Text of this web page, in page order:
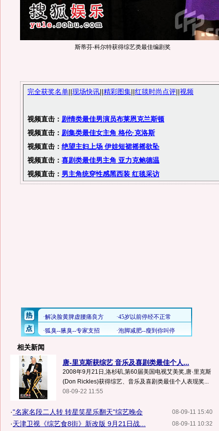
斯蒂芬-科尔特获得综艺类最佳编剧奖
完全获奖名单||现场快讯||精彩图集||红毯时尚点评||视频
视频直击： 剧情类最佳男演员布莱恩克兰斯顿
视频直击： 剧集类最佳女主角 格伦·克洛斯
视频直击： 绝望主妇上场 伊娃短裙摇摇欲坠
视频直击： 喜剧类最佳男主角 亚力克鲍德温
视频直击： 男主角统穿性感黑西装 红毯采访
相关新闻
唐-里克斯获综艺 音乐及喜剧类最佳个人...
2008年9月21日,洛杉矶,第60届美国电视艾美奖,唐·里克斯
(Don Rickles)获得综艺、音乐及喜剧类最佳个人表现奖...
08-09-22 11:55
08-09-11 15:40
·"名家名段二人转 转星笑星乐翻天"综艺晚会
08-09-11 10:32
·天津卫视《综艺食8街》新改版 9月21日战...